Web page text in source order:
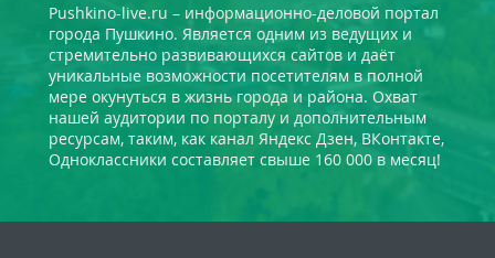
Pushkino-live.ru – информационно-деловой портал
города Пушкино. Является одним из ведущих и
стремительно развивающихся сайтов и даёт
уникальные возможности посетителям в полной
мере окунуться в жизнь города и района. Охват
нашей аудитории по порталу и дополнительным
ресурсам, таким, как канал Яндекс Дзен, ВКонтакте,
Одноклассники составляет свыше 160 000 в месяц!